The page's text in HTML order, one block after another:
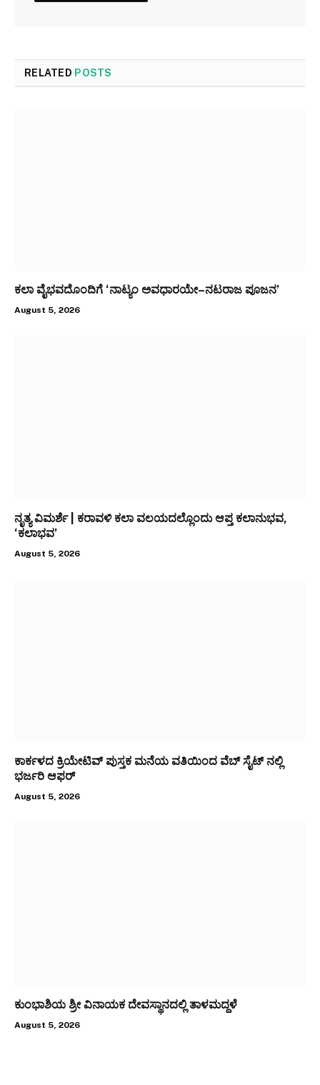
RELATED POSTS
ಕಲಾ ವೈಭವದೊಂದಿಗೆ ‘ನಾಟ್ಯಂ ಅವಧಾರಯೇ–ನಟರಾಜ ಪೂಜನ’
August 5, 2026
ನೃತ್ಯ ವಿಮರ್ಶೆ | ಕರಾವಳಿ ಕಲಾ ವಲಯದಲ್ಲೊಂದು ಆಪ್ತ ಕಲಾನುಭವ,
‘ಕಲಾಭವ’
August 5, 2026
ಕಾರ್ಕಳದ ಕ್ರಿಯೇಟಿವ್ ಪುಸ್ತಕ ಮನೆಯ ವತಿಯಿಂದ ವೆಬ್ ಸೈಟ್ ನಲ್ಲಿ
ಭರ್ಜರಿ ಆಫರ್
August 5, 2026
ಕುಂಭಾಶಿಯ ಶ್ರೀ ವಿನಾಯಕ ದೇವಸ್ಥಾನದಲ್ಲಿ ತಾಳಮದ್ದಳೆ
August 5, 2026